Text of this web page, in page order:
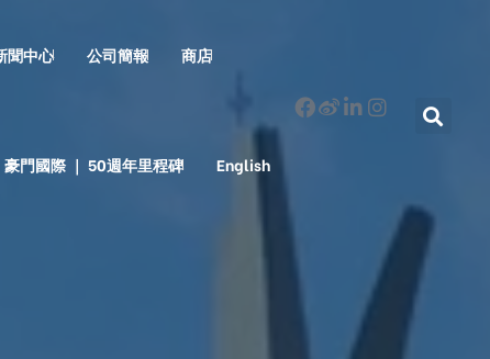
聞中心 公司簡報 商店
豪門國際 ｜ 50週年里程碑 English